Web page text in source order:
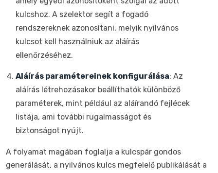
kulcshoz. A szelektor segít a fogadó
rendszereknek azonosítani, melyik nyilvános
kulcsot kell használniuk az aláírás
ellenőrzéséhez.
Aláírás paramétereinek konfigurálása: Az
aláírás létrehozásakor beállíthatók különböző
paraméterek, mint például az aláírandó fejlécek
listája, ami további rugalmasságot és
biztonságot nyújt.
A folyamat magában foglalja a kulcspár gondos
generálását, a nyilvános kulcs megfelelő publikálását a